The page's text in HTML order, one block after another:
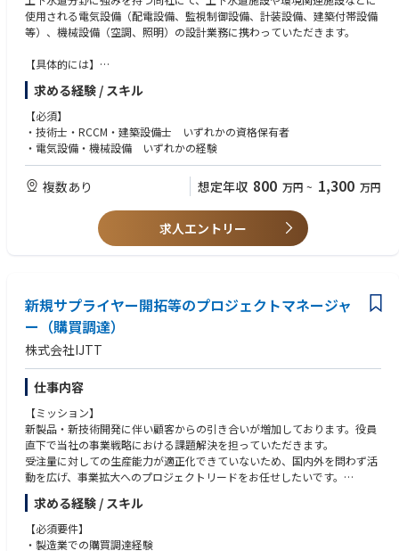
使用される電気設備（配電設備、監視制御設備、計装設備、建築付帯設備
等）、機械設備（空調、照明）の設計業務に携わっていただきます。
【具体的には】
■調査、診断
■法手続
■基本構想および基本計画策定
■基本設計、詳細設計 など
※新規案件が3割、既存案件が7割程度となります。
※中途採用募集要項という冊子を準備しておりますので、選考時にお渡し
させて頂きます。
求める経験 / スキル
【必須】
・技術士・RCCM・建築設備士 いずれかの資格保有者
・電気設備・機械設備 いずれかの経験
複数あり 想定年収 800 万円 ~ 1,300 万円
求人エントリー
新規サプライヤー開拓等のプロジェクトマネージャ
ー（購買調達）
株式会社IJTT
仕事内容
【ミッション】
新製品・新技術開発に伴い顧客からの引き合いが増加しております。役員
直下で当社の事業戦略における課題解決を担っていただきます。
受注量に対しての生産能力が適正化できていないため、国内外を問わず活
動を広げ、事業拡大へのプロジェクトリードをお任せしたいです。
【詳細】
・新規サプライヤー探索の強化
・外注先生産立ち上げ管理
求める経験 / スキル
【必須要件】
・製造業での購買調達経験